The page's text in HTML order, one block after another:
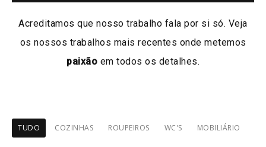
Acreditamos que nosso trabalho fala por si só. Veja
os nossos trabalhos mais recentes onde metemos
paixão em todos os detalhes.
TUDO COZINHAS ROUPEIROS WC'S MOBILIÁRIO